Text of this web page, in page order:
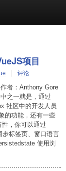
项目
评论
者：Anthony Gore
之一就是，通过
社区中的开发人员
的功能，还有一些
，你可以通过
标签页、窗口语言
使用浏